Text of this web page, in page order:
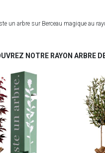
un arbre sur Berceau magique au
NOTRE RAYON ARBRE